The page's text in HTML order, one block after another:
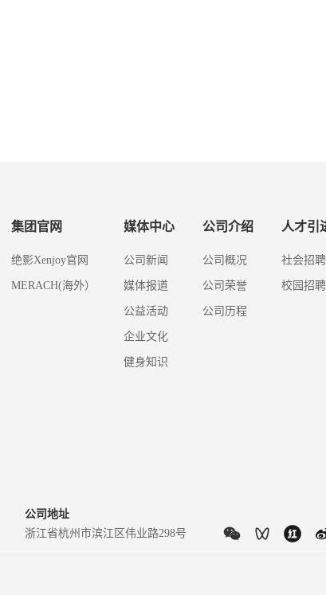
集团官网
绝影Xenjoy官网
MERACH(海外）
媒体中心
公司新闻
媒体报道
公益活动
企业文化
健身知识
公司介绍
公司概况
公司荣誉
公司历程
人才引
社会招聘
校园招聘
公司地址
浙江省杭州市滨江区伟业路298号